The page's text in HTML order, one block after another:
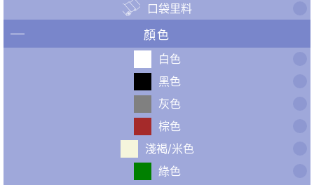
口袋里料
顏色
白色
黑色
灰色
棕色
淺褐/米色
綠色